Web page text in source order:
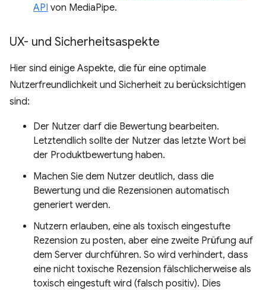
API von MediaPipe.
UX- und Sicherheitsaspekte
Hier sind einige Aspekte, die für eine optimale
Nutzerfreundlichkeit und Sicherheit zu berücksichtigen
sind:
Der Nutzer darf die Bewertung bearbeiten.
Letztendlich sollte der Nutzer das letzte Wort bei
der Produktbewertung haben.
Machen Sie dem Nutzer deutlich, dass die
Bewertung und die Rezensionen automatisch
generiert werden.
Nutzern erlauben, eine als toxisch eingestufte
Rezension zu posten, aber eine zweite Prüfung auf
dem Server durchführen. So wird verhindert, dass
eine nicht toxische Rezension fälschlicherweise als
toxisch eingestuft wird (falsch positiv). Dies